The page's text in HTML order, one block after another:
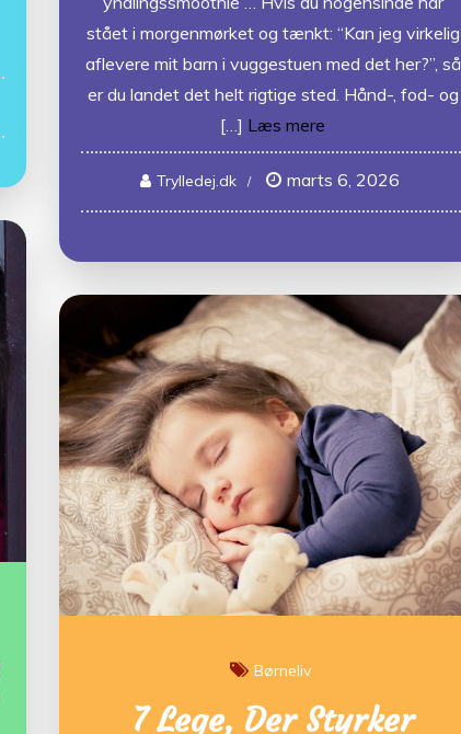
stået i morgenmørket og tænkt: “Kan jeg virkelig
aflevere mit barn i vuggestuen med det her?”, så
er du landet det helt rigtige sted. Hånd-, fod- og
[…] Læs mere
Trylledej.dk marts 6, 2026
Børneliv
7 Lege, Der Styrker